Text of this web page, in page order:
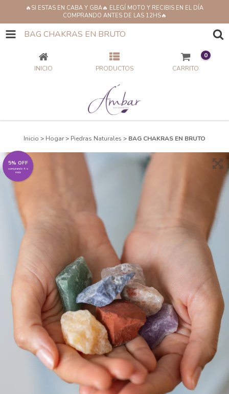
🔥SI ESTAS EN CABA Y GBA🔥 ELEGÍ MOTO Y RECIBIS EN EL DÍA
COMPRANDO ANTES DE LAS 12HS🔥
BAG CHAKRAS EN BRUTO
INICIO PRODUCTOS CARRITO
0
Inicio > Hogar> Piedras Naturales > BAG CHAKRAS EN BRUTO
5% OFF
comprando 4 o
más